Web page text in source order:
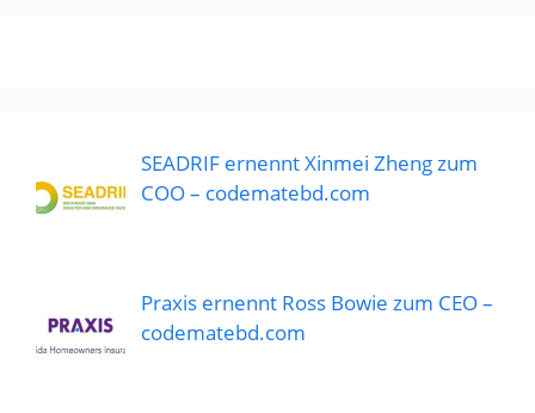
SEADRIF ernennt Xinmei Zheng zum
COO – codematebd.com
Praxis ernennt Ross Bowie zum CEO –
codematebd.com